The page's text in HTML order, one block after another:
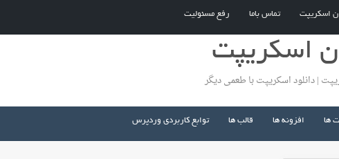
اسکریپت تماس باما رفع مسئولیت
اسکریپت
| دانلود اسکریپت با طعمی دیگر
ها افزونه ها قالب ها توابع کاربردی وردپرس